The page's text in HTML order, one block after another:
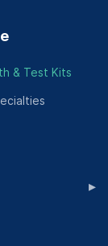
& Test Kits
▸